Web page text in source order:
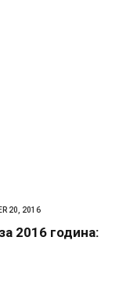
20, 2016
2016 година: